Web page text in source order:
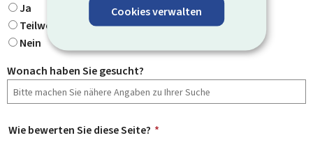
Cookies verwalten
Ja
Teilweise
Nein
Wonach haben Sie gesucht?
Wie bewerten Sie diese Seite? *